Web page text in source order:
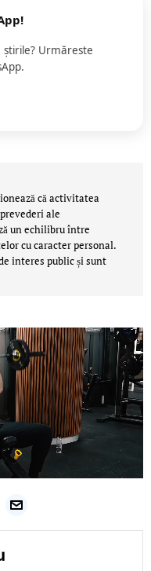
Urmăreste
că activitatea
ale
un echilibru între
cu caracter personal.
interes public și sunt